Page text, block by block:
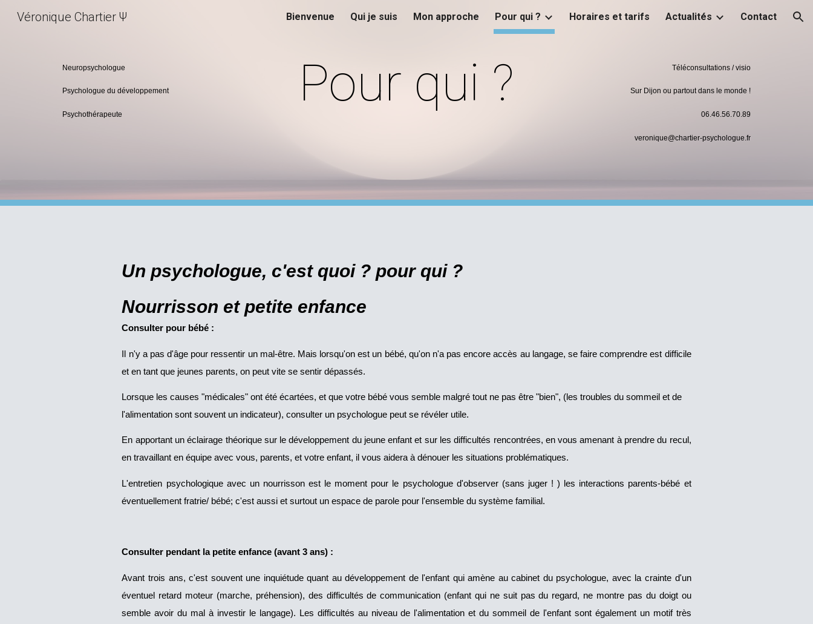
Skip to main content Skip to navigation
Véronique Chartier Ψ Bienvenue Qui je suis Mon approche Pour qui ? Horaires et tarifs Actualités Contact
Neuropsychologue
Psychologue du développement
Psychothérapeute
Pour qui ? Téléconsultations / visio
Sur Dijon ou partout dans le monde !
06.46.56.70.89
veronique@chartier-psychologue.fr
Un psychologue, c'est quoi ? pour qui ?
Nourrisson et petite enfance
Consulter pour bébé :
Il n'y a pas d'âge pour ressentir un mal-être. Mais lorsqu'on est un bébé, qu'on n'a pas encore accès au langage, se faire comprendre est difficile
et en tant que jeunes parents, on peut vite se sentir dépassés.
Lorsque les causes "médicales" ont été écartées, et que votre bébé vous semble malgré tout ne pas être "bien", (les troubles du sommeil et de
l'alimentation sont souvent un indicateur), consulter un psychologue peut se révéler utile.
En apportant un éclairage théorique sur le développement du jeune enfant et sur les difficultés rencontrées, en vous amenant à prendre du recul,
en travaillant en équipe avec vous, parents, et votre enfant, il vous aidera à dénouer les situations problématiques.
L'entretien psychologique avec un nourrisson est le moment pour le psychologue d'observer (sans juger ! ) les interactions parents-bébé et
éventuellement fratrie/ bébé; c'est aussi et surtout un espace de parole pour l'ensemble du système familial.
Consulter pendant la petite enfance (avant 3 ans) :
Avant trois ans, c'est souvent une inquiétude quant au développement de l'enfant qui amène au cabinet du psychologue, avec la crainte d'un
éventuel retard moteur (marche, préhension), des difficultés de communication (enfant qui ne suit pas du regard, ne montre pas du doigt ou
semble avoir du mal à investir le langage). Les difficultés au niveau de l'alimentation et du sommeil de l'enfant sont également un motif très